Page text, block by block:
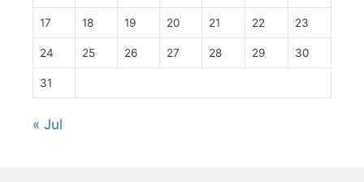
17 18 19 20 21 22 23
24 25 26 27 28 29 30
31
« Jul